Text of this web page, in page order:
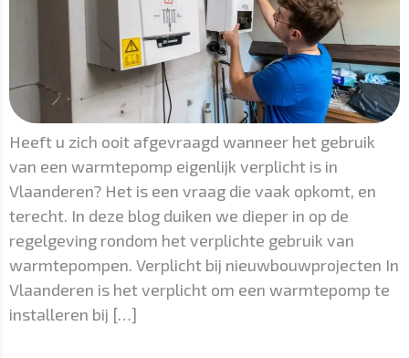
Heeft u zich ooit afgevraagd wanneer het gebruik
van een warmtepomp eigenlijk verplicht is in
Vlaanderen? Het is een vraag die vaak opkomt, en
terecht. In deze blog duiken we dieper in op de
regelgeving rondom het verplichte gebruik van
warmtepompen. Verplicht bij nieuwbouwprojecten In
Vlaanderen is het verplicht om een warmtepomp te
installeren bij […]